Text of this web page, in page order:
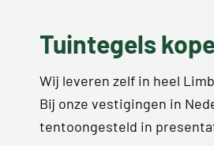
Tuintegels
Wij leveren zelf in heel
Bij onze vestigingen in
tentoongesteld in